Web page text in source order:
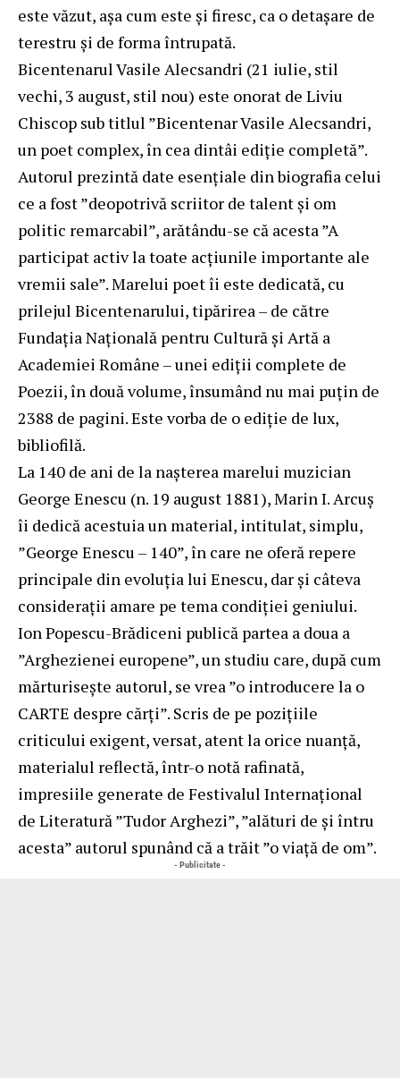
este văzut, aşa cum este şi firesc, ca o detaşare de
terestru şi de forma întrupată.
Bicentenarul Vasile Alecsandri (21 iulie, stil
vechi, 3 august, stil nou) este onorat de Liviu
Chiscop sub titlul ”Bicentenar Vasile Alecsandri,
un poet complex, în cea dintâi ediţie completă”.
Autorul prezintă date esenţiale din biografia celui
ce a fost ”deopotrivă scriitor de talent şi om
politic remarcabil”, arătându-se că acesta ”A
participat activ la toate acţiunile importante ale
vremii sale”. Marelui poet îi este dedicată, cu
prilejul Bicentenarului, tipărirea – de către
Fundaţia Naţională pentru Cultură şi Artă a
Academiei Române – unei ediţii complete de
Poezii, în două volume, însumând nu mai puţin de
2388 de pagini. Este vorba de o ediţie de lux,
bibliofilă.
La 140 de ani de la naşterea marelui muzician
George Enescu (n. 19 august 1881), Marin I. Arcuş
îi dedică acestuia un material, intitulat, simplu,
”George Enescu – 140”, în care ne oferă repere
principale din evoluţia lui Enescu, dar şi câteva
consideraţii amare pe tema condiţiei geniului.
Ion Popescu-Brădiceni publică partea a doua a
”Arghezienei europene”, un studiu care, după cum
mărturiseşte autorul, se vrea ”o introducere la o
CARTE despre cărţi”. Scris de pe poziţiile
criticului exigent, versat, atent la orice nuanţă,
materialul reflectă, într-o notă rafinată,
impresiile generate de Festivalul Internaţional
de Literatură ”Tudor Arghezi”, ”alături de şi întru
acesta” autorul spunând că a trăit ”o viaţă de om”.
- Publicitate -